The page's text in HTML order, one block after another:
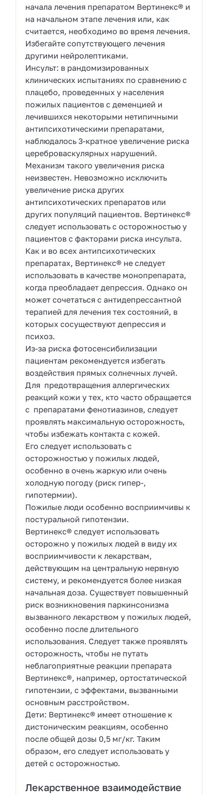
начала лечения препаратом Вертинекс® и
на начальном этапе лечения или, как
считается, необходимо во время лечения.
Избегайте сопутствующего лечения
другими нейролептиками.
Инсульт: в рандомизированных
клинических испытаниях по сравнению с
плацебо, проведенных у населения
пожилых пациентов с деменцией и
лечившихся некоторыми нетипичными
антипсихотическими препаратами,
наблюдалось 3-кратное увеличение риска
цереброваскулярных нарушений.
Механизм такого увеличения риска
неизвестен. Невозможно исключить
увеличение риска других
антипсихотических препаратов или
других популяций пациентов. Вертинекс®
следует использовать с осторожностью у
пациентов с факторами риска инсульта.
Как и во всех антипсихотических
препаратах, Вертинекс® не следует
использовать в качестве монопрепарата,
когда преобладает депрессия. Однако он
может сочетаться с антидепрессантной
терапией для лечения тех состояний, в
которых сосуществуют депрессия и
психоз.
Из-за риска фотосенсибилизации
пациентам рекомендуется избегать
воздействия прямых солнечных лучей.
Для предотвращения аллергических
реакций кожи у тех, кто часто обращается
с препаратами фенотиазинов, следует
проявлять максимальную осторожность,
чтобы избежать контакта с кожей.
Его следует использовать с
осторожностью у пожилых людей,
особенно в очень жаркую или очень
холодную погоду (риск гипер-,
гипотермии).
Пожилые люди особенно восприимчивы к
постуральной гипотензии.
Вертинекс® следует использовать
осторожно у пожилых людей в виду их
восприимчивости к лекарствам,
действующим на центральную нервную
систему, и рекомендуется более низкая
начальная доза. Существует повышенный
риск возникновения паркинсонизма
вызванного лекарством у пожилых людей,
особенно после длительного
использования. Следует также проявлять
осторожность, чтобы не путать
неблагоприятные реакции препарата
Вертинекс®, например, ортостатической
гипотензии, с эффектами, вызванными
основным расстройством.
Дети: Вертинекс® имеет отношение к
дистоническим реакциям, особенно
после общей дозы 0,5 мг/кг. Таким
образом, его следует использовать у
детей с осторожностью.
Лекарственное взаимодействие